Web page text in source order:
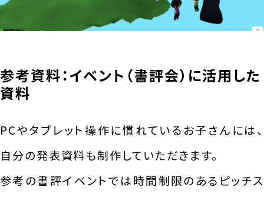
参考資料：イベント（書評会）に活用した
資料
PCやタブレット操作に慣れているお子さんには、
自分の発表資料も制作していただきます。
参考の書評イベントでは時間制限のあるピッチス